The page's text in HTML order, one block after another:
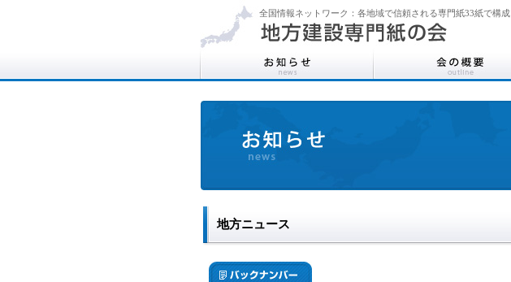
全国情報ネットワーク：各地域で信頼される専門紙33紙で構成
地方ニュース